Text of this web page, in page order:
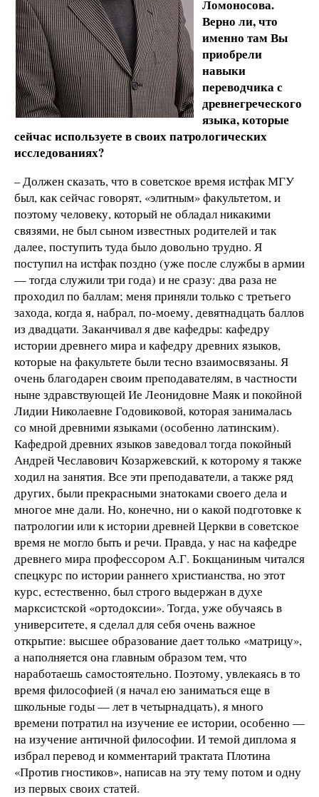
Ломоносова.
Верно ли, что
именно там Вы
приобрели
навыки
переводчика с
древнегреческого
языка, которые
сейчас используете в своих патрологических
исследованиях?
– Должен сказать, что в советское время истфак МГУ
был, как сейчас говорят, «элитным» факультетом, и
поэтому человеку, который не обладал никакими
связями, не был сыном известных родителей и так
далее, поступить туда было довольно трудно. Я
поступил на истфак поздно (уже после службы в армии
— тогда служили три года) и не сразу: два раза не
проходил по баллам; меня приняли только с третьего
захода, когда я, набрал, по-моему, девятнадцать баллов
из двадцати. Заканчивал я две кафедры: кафедру
истории древнего мира и кафедру древних языков,
которые на факультете были тесно взаимосвязаны. Я
очень благодарен своим преподавателям, в частности
ныне здравствующей Ие Леонидовне Маяк и покойной
Лидии Николаевне Годовиковой, которая занималась
со мной древними языками (особенно латинским).
Кафедрой древних языков заведовал тогда покойный
Андрей Чеславович Козаржевский, к которому я также
ходил на занятия. Все эти преподаватели, а также ряд
других, были прекрасными знатоками своего дела и
многое мне дали. Но, конечно, ни о какой подготовке к
патрологии или к истории древней Церкви в советское
время не могло быть и речи. Правда, у нас на кафедре
древнего мира профессором А.Г. Бокщаниным читался
спецкурс по истории раннего христианства, но этот
курс, естественно, был строго выдержан в духе
марксистской «ортодоксии». Тогда, уже обучаясь в
университете, я сделал для себя очень важное
открытие: высшее образование дает только «матрицу»,
а наполняется она главным образом тем, что
наработаешь самостоятельно. Поэтому, увлекаясь в то
время философией (я начал ею заниматься еще в
школьные годы — лет в четырнадцать), я много
времени потратил на изучение ее истории, особенно —
на изучение античной философии. И темой диплома я
избрал перевод и комментарий трактата Плотина
«Против гностиков», написав на эту тему потом и одну
из первых своих статей.